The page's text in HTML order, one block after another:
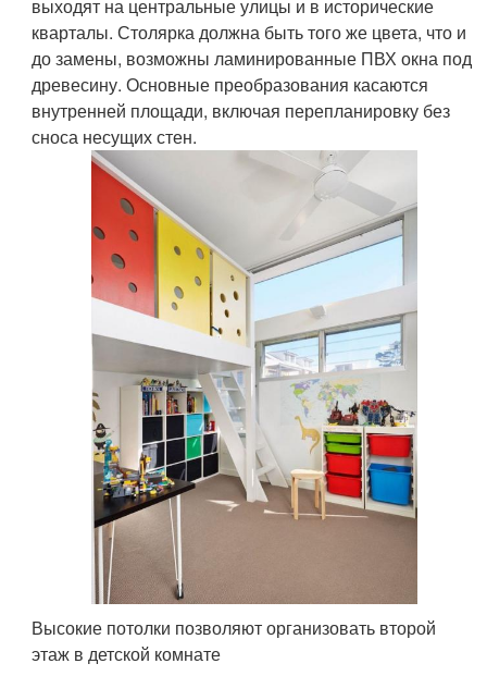
выходят на центральные улицы и в исторические
кварталы. Столярка должна быть того же цвета, что и
до замены, возможны ламинированные ПВХ окна под
древесину. Основные преобразования касаются
внутренней площади, включая перепланировку без
сноса несущих стен.
Высокие потолки позволяют организовать второй
этаж в детской комнате